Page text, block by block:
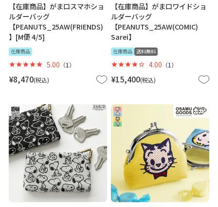
【在庫商品】がま口スマホショ
ルダーバッグ
【PEANUTS_25AW(FRIENDS)
】[M便 4/5]
在庫商品
¥8,470 税込
5.00 （1 ）
【在庫商品】がま口ワイドショ
ルダーバッグ
【PEANUTS_25AW(COMIC)
Sarei】
在庫商品 送料無料
¥15,400 税込
4.00 （1 ）